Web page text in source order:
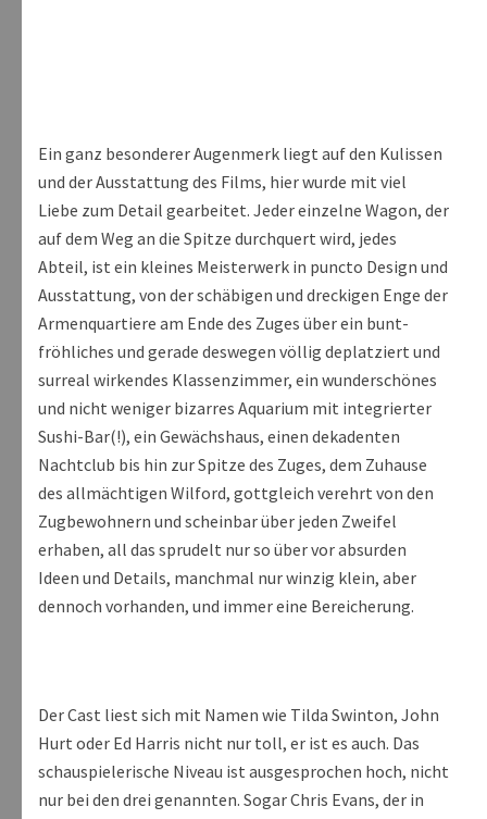
Ein ganz besonderer Augenmerk liegt auf den Kulissen
und der Ausstattung des Films, hier wurde mit viel
Liebe zum Detail gearbeitet. Jeder einzelne Wagon, der
auf dem Weg an die Spitze durchquert wird, jedes
Abteil, ist ein kleines Meisterwerk in puncto Design und
Ausstattung, von der schäbigen und dreckigen Enge der
Armenquartiere am Ende des Zuges über ein bunt-
fröhliches und gerade deswegen völlig deplatziert und
surreal wirkendes Klassenzimmer, ein wunderschönes
und nicht weniger bizarres Aquarium mit integrierter
Sushi-Bar(!), ein Gewächshaus, einen dekadenten
Nachtclub bis hin zur Spitze des Zuges, dem Zuhause
des allmächtigen Wilford, gottgleich verehrt von den
Zugbewohnern und scheinbar über jeden Zweifel
erhaben, all das sprudelt nur so über vor absurden
Ideen und Details, manchmal nur winzig klein, aber
dennoch vorhanden, und immer eine Bereicherung.
Der Cast liest sich mit Namen wie Tilda Swinton, John
Hurt oder Ed Harris nicht nur toll, er ist es auch. Das
schauspielerische Niveau ist ausgesprochen hoch, nicht
nur bei den drei genannten. Sogar Chris Evans, der in